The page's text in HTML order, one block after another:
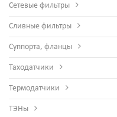
Сетевые фильтры
Сливные фильтры
Суппорта, фланцы
Таходатчики
Термодатчики
ТЭНы